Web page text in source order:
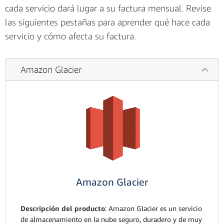
cada servicio dará lugar a su factura mensual. Revise
las siguientes pestañas para aprender qué hace cada
servicio y cómo afecta su factura.
Amazon Glacier
Amazon Glacier
Descripción del producto: Amazon Glacier es un servicio
de almacenamiento en la nube seguro, duradero y de muy